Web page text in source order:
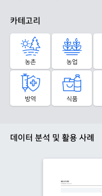
카테고리
농촌 농업
방역 식품
데이터 분석 및 활용 사례